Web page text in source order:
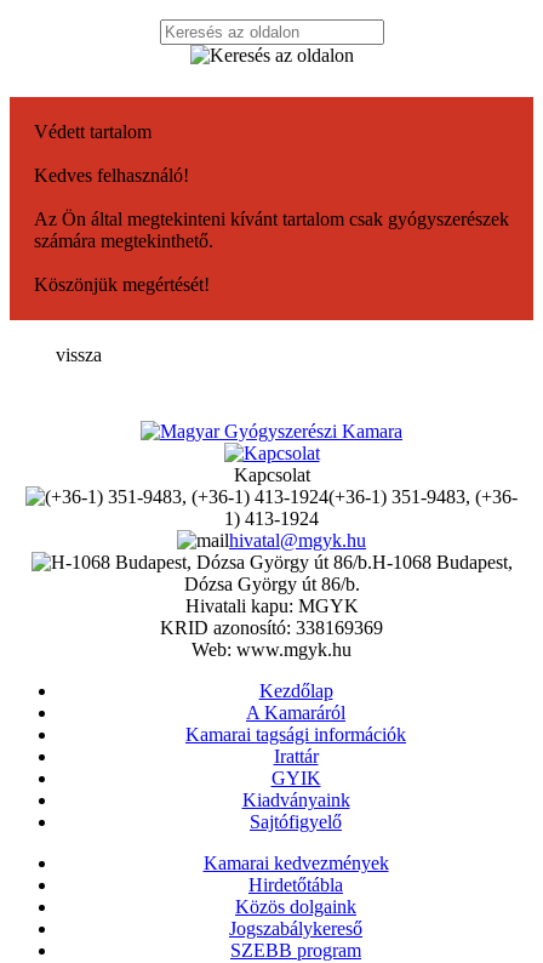
Védett tartalom
Kedves felhasználó!
Az Ön által megtekinteni kívánt tartalom csak gyógyszerészek
számára megtekinthető.
Köszönjük megértését!
vissza
Kapcsolat
(+36-1) 351-9483, (+36-
1) 413-1924
hivatal@mgyk.hu
H-1068 Budapest,
Dózsa György út 86/b.
Hivatali kapu: MGYK
KRID azonosító: 338169369
Web: www.mgyk.hu
Kezdőlap
A Kamaráról
Kamarai tagsági információk
Irattár
GYIK
Kiadványaink
Sajtófigyelő
Kamarai kedvezmények
Hirdetőtábla
Közös dolgaink
Jogszabálykereső
SZEBB program